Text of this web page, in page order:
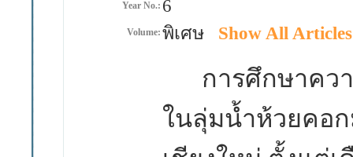
Year No.: 6
Volume: พิเศษ Show All Articles
การศึกษาควา
ในลุ่มน้ำห้วยคอ